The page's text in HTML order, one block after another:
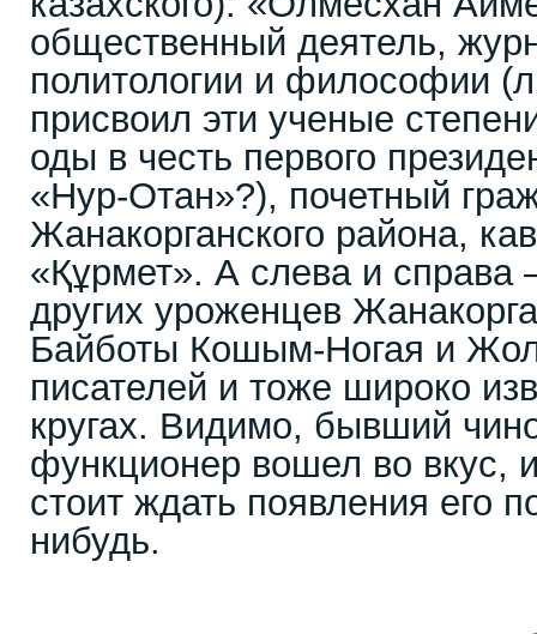
общественный деятель,
политологии и философии
присвоил эти ученые
оды в честь первого
«Нур-Отан»?), почетный
Жанакорганского района,
«Құрмет». А слева и справа
других уроженцев
Байботы Кошым-Ногая и
писателей и тоже широко
кругах. Видимо, бывший
функционер вошел во вкус,
стоит ждать появления его
нибудь.